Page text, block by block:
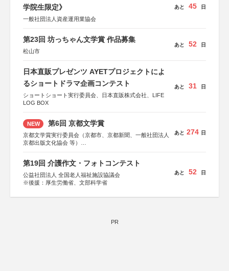
学院生限定》
一般社団法人資産運用業協会
あと 45 日
第23回 坊っちゃん文学賞 作品募集
松山市
あと 52 日
日本直販プレゼンツ AYETプロジェクトによ
るショートドラマ企画コンテスト
ショートショート実行委員会、日本直販株式会社、LIFE
LOG BOX
あと 31 日
NEW 第6回 京都文学賞
京都文学賞実行委員会（京都市、京都新聞、一般社団法人
京都出版文化協会 等）
集英社、小学館、祥伝社、新潮社、淡交社、ちいさいミシ
マ社、徳間書店、早川書房、PHP研究所、双葉社、文藝春
秋、ポプラ社、毎日新聞出版
あと 274 日
第19回 介護作文・フォトコンテスト
公益社団法人 全国老人福祉施設協議会
※後援：厚生労働省、文部科学省
あと 52 日
PR